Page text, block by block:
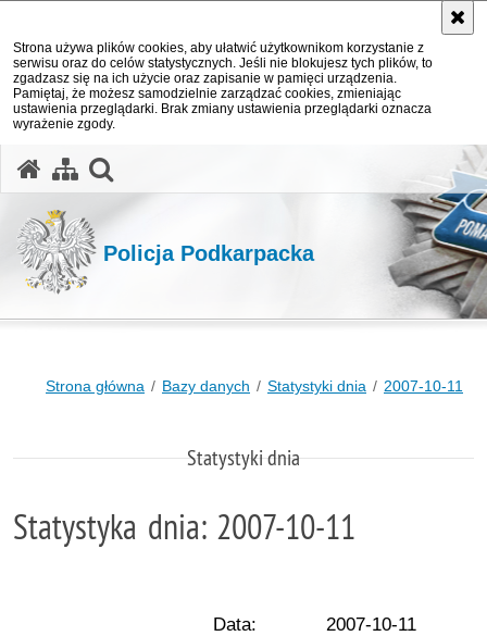
Strona używa plików cookies, aby ułatwić użytkownikom korzystanie z
serwisu oraz do celów statystycznych. Jeśli nie blokujesz tych plików, to
zgadzasz się na ich użycie oraz zapisanie w pamięci urządzenia.
Pamiętaj, że możesz samodzielnie zarządzać cookies, zmieniając
ustawienia przeglądarki. Brak zmiany ustawienia przeglądarki oznacza
wyrażenie zgody.
Policja Podkarpacka
Strona główna Bazy danych Statystyki dnia 2007-10-11
Statystyki dnia
Statystyka dnia: 2007-10-11
Data: 2007-10-11